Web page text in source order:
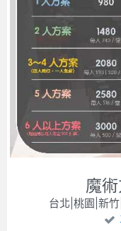
魔
台北|桃園|新